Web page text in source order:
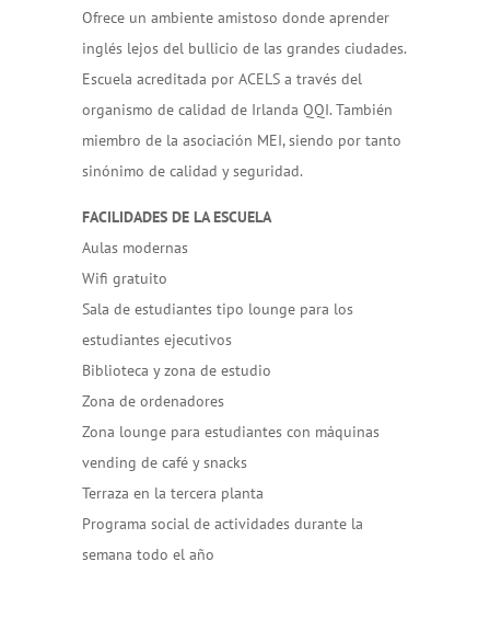
Ofrece un ambiente amistoso donde aprender
inglés lejos del bullicio de las grandes ciudades.
Escuela acreditada por ACELS a través del
organismo de calidad de Irlanda QQI. También
miembro de la asociación MEI, siendo por tanto
sinónimo de calidad y seguridad.
FACILIDADES DE LA ESCUELA
Aulas modernas
Wifi gratuito
Sala de estudiantes tipo lounge para los
estudiantes ejecutivos
Biblioteca y zona de estudio
Zona de ordenadores
Zona lounge para estudiantes con máquinas
vending de café y snacks
Terraza en la tercera planta
Programa social de actividades durante la
semana todo el año